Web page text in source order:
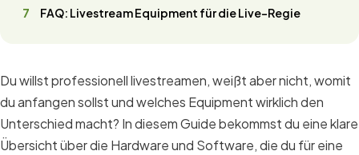
FAQ: Livestream Equipment für die Live-Regie
Du willst professionell livestreamen, weißt aber nicht, womit
du anfangen sollst und welches Equipment wirklich den
Unterschied macht? In diesem Guide bekommst du eine klare
Übersicht über die Hardware und Software, die du für eine